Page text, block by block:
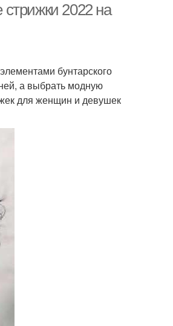
2022 на
бунтарского
а выбрать модную
для женщин и девушек